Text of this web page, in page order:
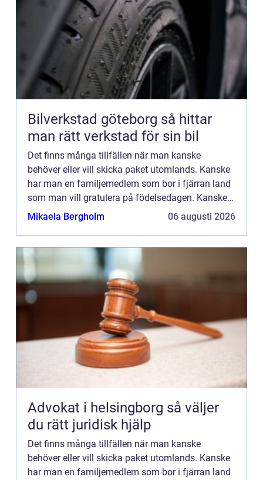
Bilverkstad göteborg så hittar
man rätt verkstad för sin bil
Det finns många tillfällen när man kanske
behöver eller vill skicka paket utomlands. Kanske
har man en familjemedlem som bor i fjärran land
som man vill gratulera på födelsedagen. Kanske
har man en nära v&aum...
Mikaela Bergholm 06 augusti 2026
Advokat i helsingborg så väljer
du rätt juridisk hjälp
Det finns många tillfällen när man kanske
behöver eller vill skicka paket utomlands. Kanske
har man en familjemedlem som bor i fjärran land